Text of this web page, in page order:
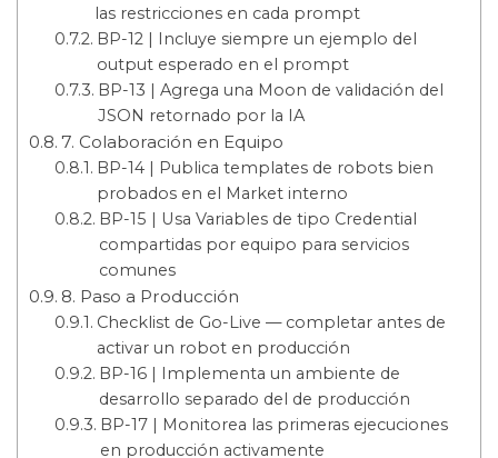
las restricciones en cada prompt
BP-12 | Incluye siempre un ejemplo del
output esperado en el prompt
BP-13 | Agrega una Moon de validación del
JSON retornado por la IA
7. Colaboración en Equipo
BP-14 | Publica templates de robots bien
probados en el Market interno
BP-15 | Usa Variables de tipo Credential
compartidas por equipo para servicios
comunes
8. Paso a Producción
Checklist de Go-Live — completar antes de
activar un robot en producción
BP-16 | Implementa un ambiente de
desarrollo separado del de producción
BP-17 | Monitorea las primeras ejecuciones
en producción activamente